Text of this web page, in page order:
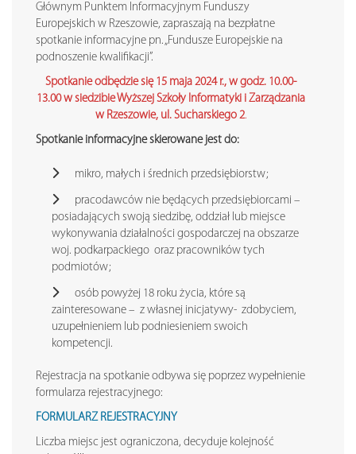
Głównym Punktem Informacyjnym Funduszy
Europejskich w Rzeszowie, zapraszają na bezpłatne
spotkanie informacyjne pn. „Fundusze Europejskie na
podnoszenie kwalifikacji”.
Spotkanie odbędzie się 15 maja 2024 r., w godz. 10.00-
13.00 w siedzibie Wyższej Szkoły Informatyki i Zarządzania
w Rzeszowie, ul. Sucharskiego 2.
Spotkanie informacyjne skierowane jest do:
mikro, małych i średnich przedsiębiorstw;
pracodawców nie będących przedsiębiorcami –
posiadających swoją siedzibę, oddział lub miejsce
wykonywania działalności gospodarczej na obszarze
woj. podkarpackiego oraz pracowników tych
podmiotów;
osób powyżej 18 roku życia, które są
zainteresowane – z własnej inicjatywy- zdobyciem,
uzupełnieniem lub podniesieniem swoich
kompetencji.
Rejestracja na spotkanie odbywa się poprzez wypełnienie
formularza rejestracyjnego:
FORMULARZ REJESTRACYJNY
Liczba miejsc jest ograniczona, decyduje kolejność